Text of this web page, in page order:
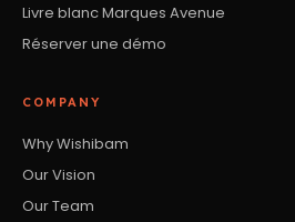
Livre blanc Marques Avenue
Réserver une démo
COMPANY
Why Wishibam
Our Vision
Our Team